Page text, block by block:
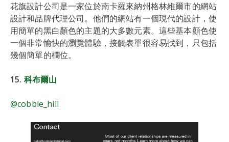
花旗設計公司是一家位於南卡羅來納州格林維爾市的網站
設計和品牌代理公司。他們的網站有一個現代的設計，使
用簡單的黑白顏色的主題的大多數元素。這些基本顏色使
一個非常愉快的瀏覽體驗，接觸表單很容易找到，只包括
幾個簡單的欄位。
15. 科布爾山
@cobble_hill